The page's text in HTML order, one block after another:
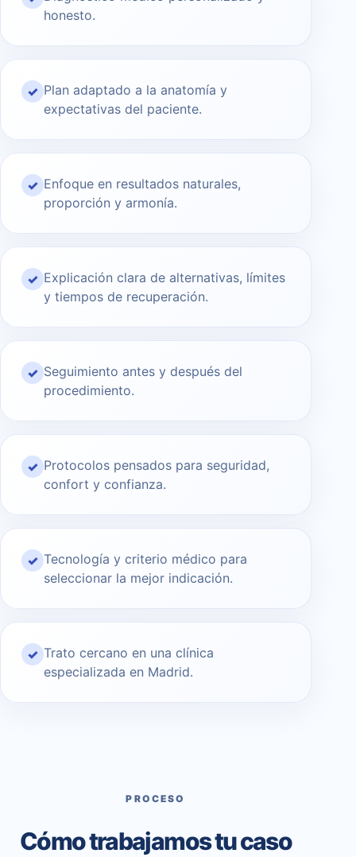
honesto.
✓ Plan adaptado a la anatomía y
expectativas del paciente.
✓ Enfoque en resultados naturales,
proporción y armonía.
✓ Explicación clara de alternativas, límites
y tiempos de recuperación.
✓ Seguimiento antes y después del
procedimiento.
✓ Protocolos pensados para seguridad,
confort y confianza.
✓ Tecnología y criterio médico para
seleccionar la mejor indicación.
✓ Trato cercano en una clínica
especializada en Madrid.
PROCESO
Cómo trabajamos tu caso